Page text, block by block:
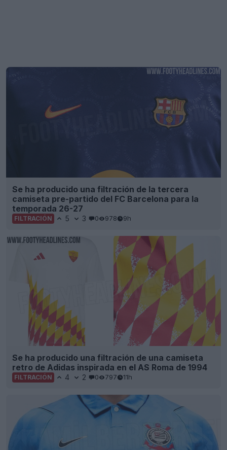
Se ha producido una filtración de la tercera
camiseta pre-partido del FC Barcelona para la
temporada 26-27
FILTRACIÓN 5 3 0 978 9h
Se ha producido una filtración de una camiseta
retro de Adidas inspirada en el AS Roma de 1994
FILTRACIÓN 4 2 0 797 11h